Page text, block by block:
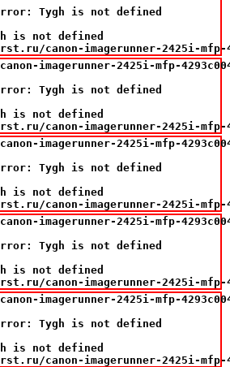
Tygh is not defined
is not defined
canon-imagerunner-2425i-
imagerunner-2425i-mfp-
Tygh is not defined
is not defined
canon-imagerunner-2425i-
imagerunner-2425i-mfp-
Tygh is not defined
is not defined
canon-imagerunner-2425i-
imagerunner-2425i-mfp-
Tygh is not defined
is not defined
canon-imagerunner-2425i-
imagerunner-2425i-mfp-
Tygh is not defined
is not defined
canon-imagerunner-2425i-